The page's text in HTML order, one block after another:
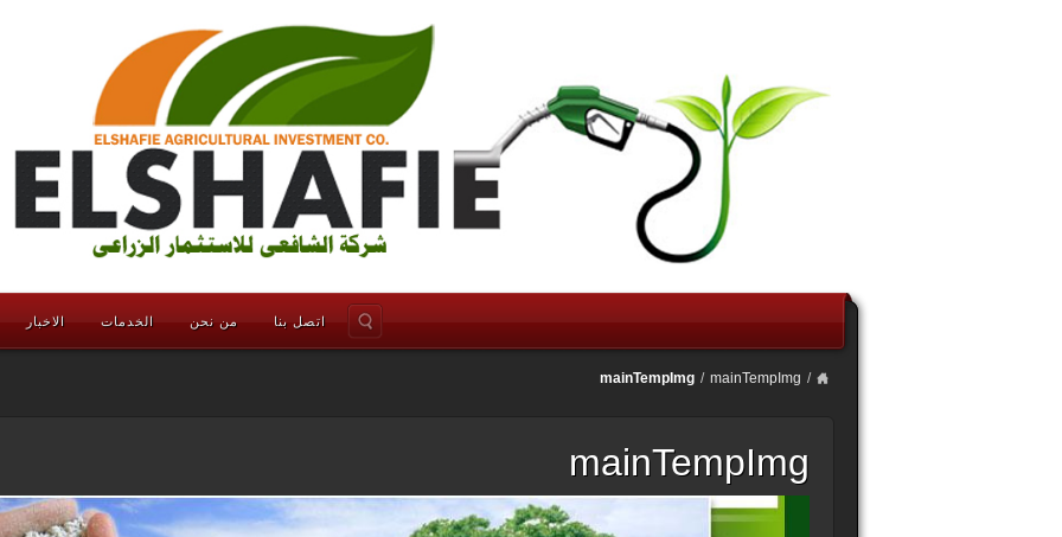
الاخبار الخدمات من نحن اتصل بنا
/
mainTempImg
/
mainTempImg
mainTempImg